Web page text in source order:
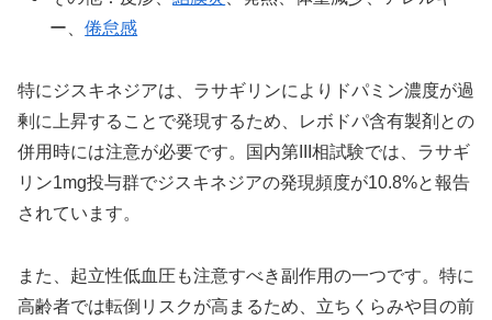
ー、倦怠感
特にジスキネジアは、ラサギリンによりドパミン濃度が過
剰に上昇することで発現するため、レボドパ含有製剤との
併用時には注意が必要です。国内第III相試験では、ラサギ
リン1mg投与群でジスキネジアの発現頻度が10.8%と報告
されています。
また、起立性低血圧も注意すべき副作用の一つです。特に
高齢者では転倒リスクが高まるため、立ちくらみや目の前